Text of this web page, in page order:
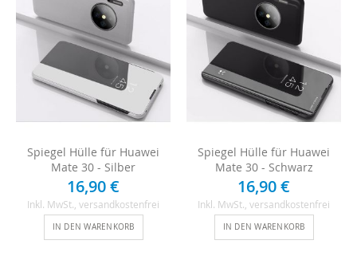
Spiegel Hülle für Huawei
Mate 30 - Silber
16,90 €
Inkl. MwSt. , versandkostenfrei
IN DEN WARENKORB
Spiegel Hülle für Huawei
Mate 30 - Schwarz
16,90 €
Inkl. MwSt. , versandkostenfrei
IN DEN WARENKORB